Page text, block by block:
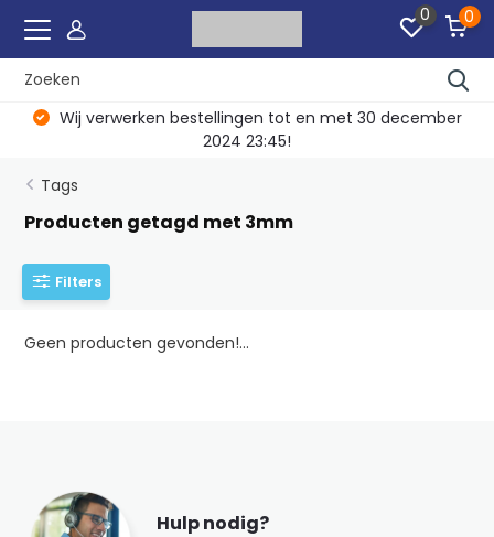
0 0
Wij verwerken bestellingen tot en met 30 december
2024 23:45!
Tags
Producten getagd met 3mm
Filters
Geen producten gevonden!...
Hulp nodig?